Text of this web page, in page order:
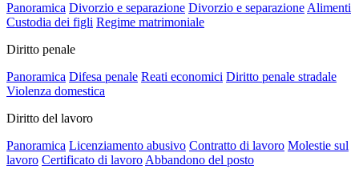
Panoramica Divorzio e separazione Divorzio e separazione Alimenti
Custodia dei figli Regime matrimoniale
Diritto penale
Panoramica Difesa penale Reati economici Diritto penale stradale
Violenza domestica
Diritto del lavoro
Panoramica Licenziamento abusivo Contratto di lavoro Molestie sul
lavoro Certificato di lavoro Abbandono del posto